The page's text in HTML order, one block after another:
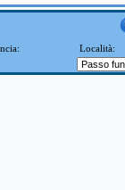
Località: